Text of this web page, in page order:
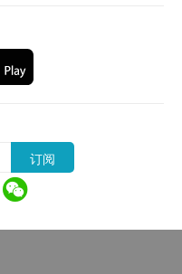
长期饮酒人士
士
酸盐
兆时，应立即咨询有
治疗。
否适合进行。若经评
细则，敬请留意以下
订阅